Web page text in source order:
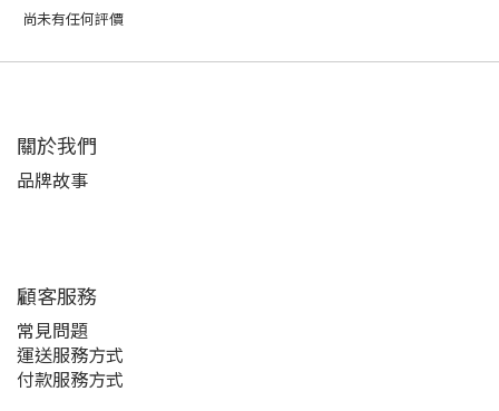
尚未有任何評價
關於我們
品牌故事
顧客服務
常見問題
運送服務方式
付款服務方式